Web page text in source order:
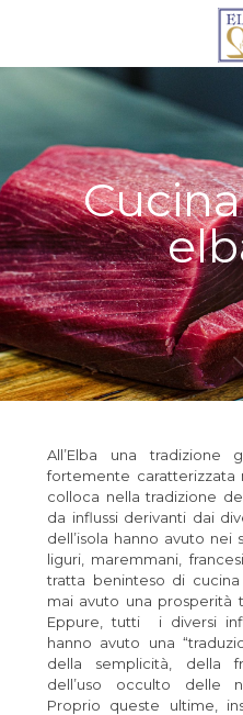
All’Elba una tradizione
fortemente caratterizzata
colloca nella tradizione
da influssi derivanti dai
dell’isola hanno avuto
liguri, maremmani,
tratta beninteso di cucina
mai avuto una prosperità
Eppure, tutti i diversi
hanno avuto una
della semplicità, della
dell’uso occulto delle
Proprio queste ultime,